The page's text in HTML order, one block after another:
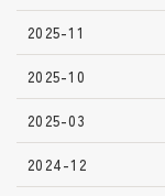
2025-11
2025-10
2025-03
2024-12